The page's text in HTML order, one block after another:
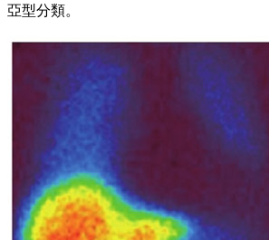
亞型分類。